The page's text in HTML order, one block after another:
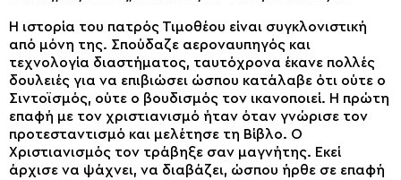
Η ιστορία του πατρός Τιμοθέου είναι συγκλονιστική
από μόνη της. Σπούδαζε αεροναυπηγός και
τεχνολογία διαστήματος, ταυτόχρονα έκανε πολλές
δουλειές για να επιβιώσει ώσπου κατάλαβε ότι ούτε ο
Σιντοϊσμός, ούτε ο βουδισμός τον ικανοποιεί. Η πρώτη
επαφή με τον χριστιανισμό ήταν όταν γνώρισε τον
προτεσταντισμό και μελέτησε τη Βίβλο. Ο
Χριστιανισμός τον τράβηξε σαν μαγνήτης. Εκεί
άρχισε να ψάχνει, να διαβάζει, ώσπου ήρθε σε επαφή